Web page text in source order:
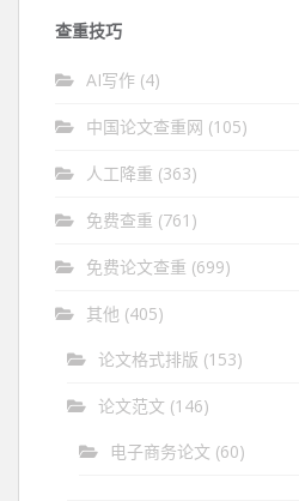
查重技巧
AI写作 (4)
中国论文查重网 (105)
人工降重 (363)
免费查重 (761)
免费论文查重 (699)
其他 (405)
论文格式排版 (153)
论文范文 (146)
电子商务论文 (60)